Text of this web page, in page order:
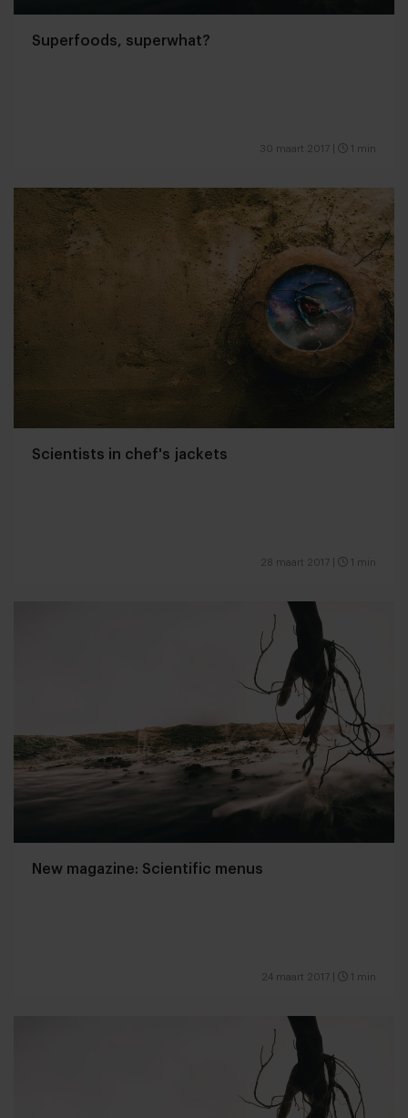
Superfoods, superwhat?
30 maart 2017 1 min
Scientists in chef's jackets
28 maart 2017 1 min
New magazine: Scientific menus
24 maart 2017 1 min